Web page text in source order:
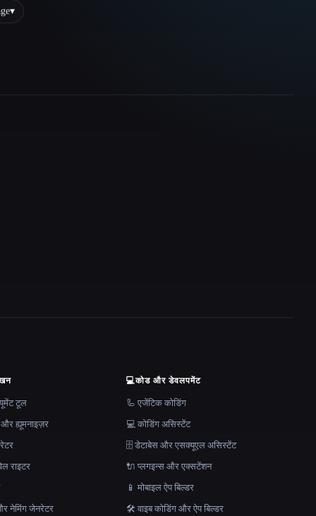
▾
टूल
ह्यूमनाइज़र
राइटर
नेमिंग जेनरेटर
💻कोड और डेवलपमेंट
🦾 एजेंटिक कोडिंग
💻 कोडिंग असिस्टेंट
🗄️ डेटाबेस और एसक्यूएल असिस्टेंट
🔌 प्लगइन्स और एक्सटेंशन
📱 मोबाइल ऐप बिल्डर
🛠️ वाइब कोडिंग और ऐप बिल्डर